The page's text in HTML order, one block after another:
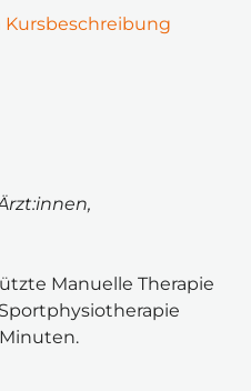
Kursbeschreibung
Manuelle Therapie